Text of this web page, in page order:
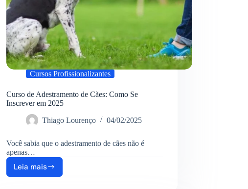
Cursos Profissionalizantes
Curso de Adestramento de Cães: Como Se
Inscrever em 2025
Thiago Lourenço 04/02/2025
Você sabia que o adestramento de cães não é
apenas…
Leia mais
Curso